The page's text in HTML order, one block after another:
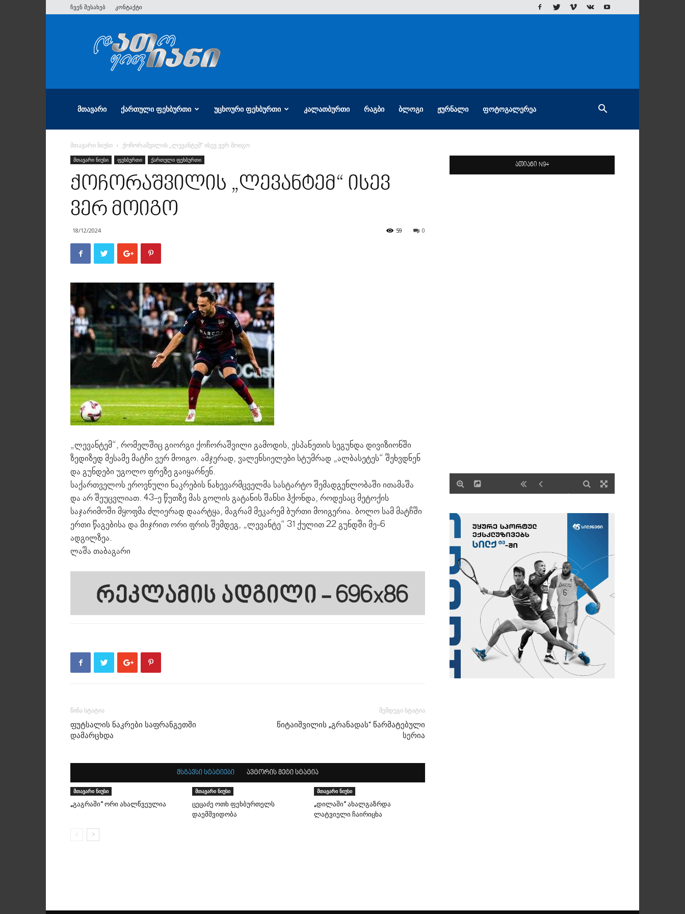
ჩვენ შესახებ კონტაქტი
ათიანი
ᲛᲗᲐᲕᲐᲠᲘ ᲥᲐᲠᲗᲣᲚᲘ ᲤᲔᲮᲑᲣᲠᲗᲘ ᲣᲪᲮᲝᲣᲠᲘ ᲤᲔᲮᲑᲣᲠᲗᲘ ᲙᲐᲚᲐᲗᲑᲣᲠᲗᲘ ᲠᲐᲒᲑᲘ ᲑᲚᲝᲒᲘ ᲟᲣᲠᲜᲐᲚᲘ ᲤᲝᲢᲝᲒᲐᲚᲔᲠᲔᲐ
მთავარი ნიუსი ქოჩორაშვილის „ლევანტემ“ ისევ ვერ მოიგო
მთავარი ნიუსი ფეხბურთი ქართული ფეხბურთი
ქოჩორაშვილის „ლევანტემ“ ისევ
ვერ მოიგო
18/12/2024 0
59
„ლევანტემ“, რომელშიც გიორგი ქოჩორაშვილი გამოდის, ესპანეთის სეგუნდა დივიზიონში
ზედიზედ მესამე მატჩი ვერ მოიგო. ამჯერად, ვალენსიელები სტუმრად „ალბასეტეს“ შეხვდნენ
და გუნდები უგოლო ფრეზე გაიყარნენ.
საქართველოს ეროვნული ნაკრების ნახევარმცველმა სასტარტო შემადგენლობაში ითამაშა
და არ შეუცვლიათ. 43-ე წუთზე მას გოლის გატანის შანსი ჰქონდა, როდესაც მეტოქის
საჯარიმოში მყოფმა ძლიერად დაარტყა, მაგრამ მეკარემ ბურთი მოიგერია. ბოლო სამ მატჩში
ერთი წაგებისა და მიჯრით ორი ფრის შემდეგ, „ლევანტე“ 31 ქულით 22 გუნდში მე-6
ადგილზეა.
ლაშა თაბაგარი
წინა სტატია
ფუტსალის ნაკრები საფრანგეთში
დამარცხდა
შემდეგი სტატია
წიტაიშვილის „გრანადას“ წარმატებული
სერია
მსგავსი სტატიები ავტორის მეტი სტატია
მთავარი ნიუსი
„გაგრაში“ ორი ახალწვეულია
მთავარი ნიუსი
ცეცაძე ოთხ ფეხბურთელს
დაემშვიდობა
მთავარი ნიუსი
„დილაში“ ახალგაზრდა
ლატვიელი ჩაირიცხა
ათიანი N94